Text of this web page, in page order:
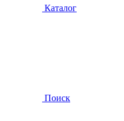
Каталог
Поиск